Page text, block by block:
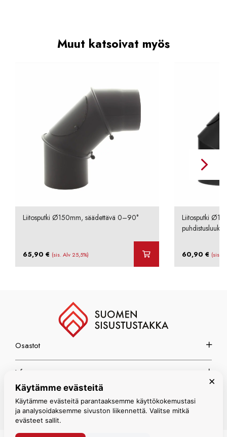
Muut katsoivat myös
Liitosputki Ø150mm, säädettävä 0–90°
65,90€ (sis. Alv 25,5%)
Liitosputki
60,90 € (sis.
Osastot
Info
Espoon myymälä
×
Käytämme evästeitä
Käytämme evästeitä parantaaksemme käyttökokemustasi
ja analysoidaksemme sivuston liikennettä. Valitse mitkä
evästeet sallit.